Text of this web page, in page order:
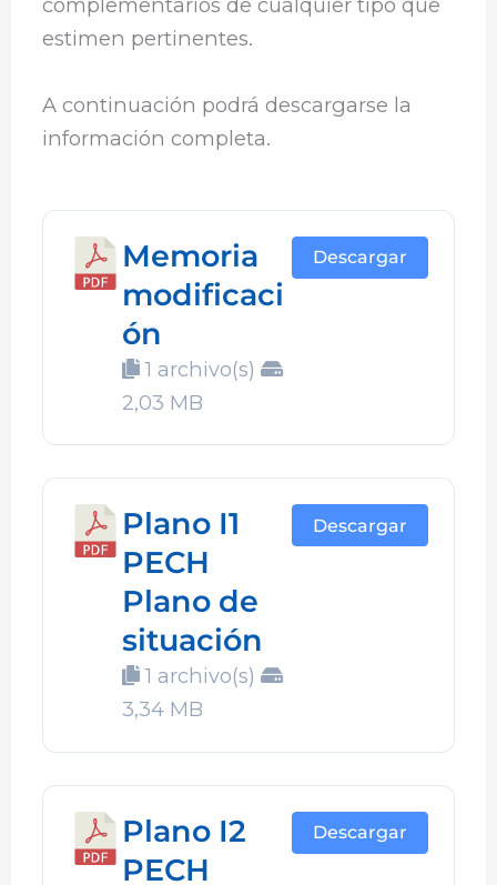
complementarios de cualquier tipo que
estimen pertinentes.
A continuación podrá descargarse la
información completa.
Memoria
modificaci
ón
1 archivo(s)
2,03 MB
Descargar
Plano I1
PECH
Plano de
situación
1 archivo(s)
3,34 MB
Descargar
Plano I2
PECH
Descargar